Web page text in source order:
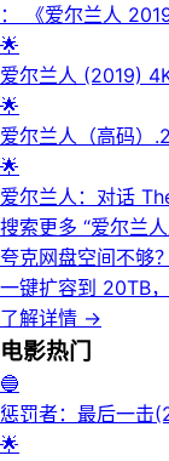
： 《爱尔兰人
🌟
爱尔兰人 (2019)
🌟
爱尔兰人（高码）
🌟
爱尔兰人：对话
搜索更多 “爱尔兰
夸克网盘空间不够？
一键扩容到 20TB
了解详情 →
电影热门
🔵
惩罚者：最后一击
幕】【杜比全景声
🌟